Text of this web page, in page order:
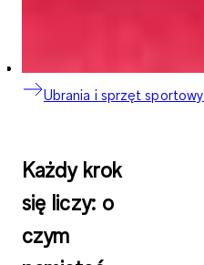
Ubrania i sprzęt sportowy
Każdy krok
się liczy: o
czym